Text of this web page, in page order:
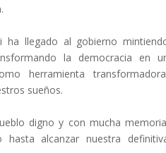
ha llegado al gobierno
la democracia en
herramienta
sueños.
digno y con mucha
hasta alcanzar nuestra